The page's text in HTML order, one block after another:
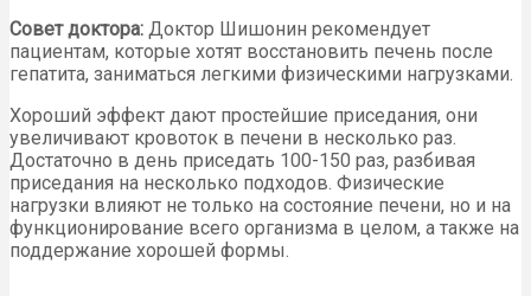
Совет доктора: Доктор Шишонин рекомендует
пациентам, которые хотят восстановить печень после
гепатита, заниматься легкими физическими нагрузками.
Хороший эффект дают простейшие приседания, они
увеличивают кровоток в печени в несколько раз.
Достаточно в день приседать 100-150 раз, разбивая
приседания на несколько подходов. Физические
нагрузки влияют не только на состояние печени, но и на
функционирование всего организма в целом, а также на
поддержание хорошей формы.